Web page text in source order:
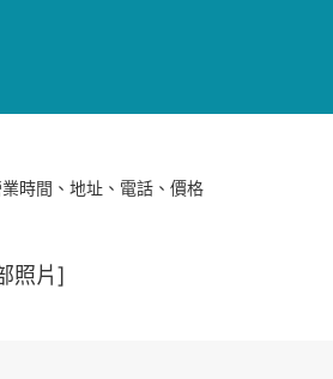
時間、地址、電話、價格